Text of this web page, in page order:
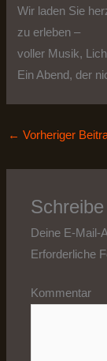
Wir laden Sie
zu erleben –
voller Musik,
Ein Abend, der
← Vorheriger
Deine E-Mail-
Erforderliche
Kommentar